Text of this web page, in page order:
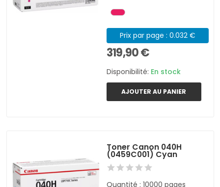
Prix par page : 0.032 €
319,90 €
Disponibilité: En stock
AJOUTER AU PANIER
Toner Canon 040H
(0459C001) Cyan
Quantité : 10000 pages